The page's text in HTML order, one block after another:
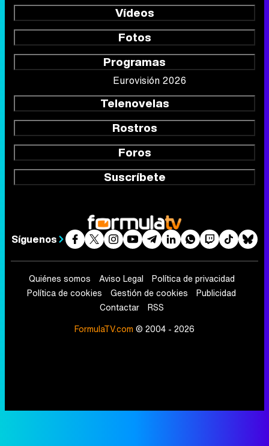
Vídeos
Fotos
Programas
Eurovisión 2026
Telenovelas
Rostros
Foros
Suscríbete
Síguenos
Quiénes somos Aviso Legal
Política de privacidad
Política de cookies
Gestión de cookies
Publicidad
Contactar
RSS
FormulaTV.com © 2004 - 2026